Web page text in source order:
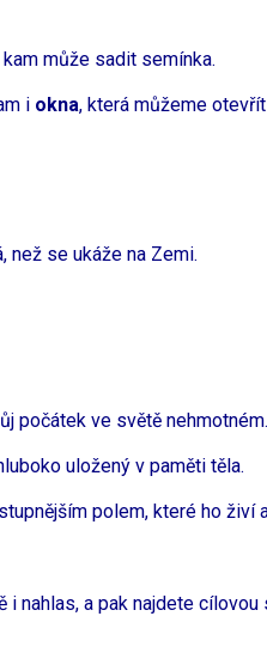
může sadit semínka.
i okna, která můžeme
než se ukáže na Zemi.
počátek ve světě nehmotném.
uložený v paměti těla.
polem, které ho živí
nahlas, a pak najdete